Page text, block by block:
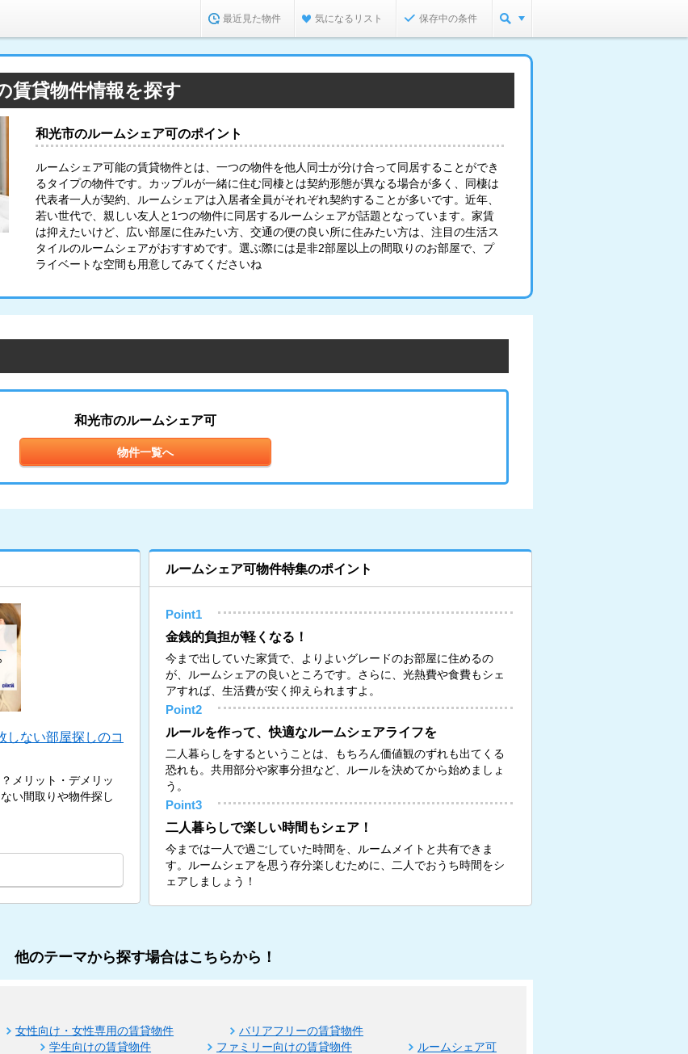
最近見た物件 気になるリスト 保存中の条件
賃貸物件情報を探す
和光市のルームシェア可のポイント
ルームシェア可能の賃貸物件とは、一つの物件を他人同士が分け合って同居することができ
るタイプの物件です。カップルが一緒に住む同棲とは契約形態が異なる場合が多く、同棲は
代表者一人が契約、ルームシェアは入居者全員がそれぞれ契約することが多いです。近年、
若い世代で、親しい友人と1つの物件に同居するルームシェアが話題となっています。家賃
は抑えたいけど、広い部屋に住みたい方、交通の便の良い所に住みたい方は、注目の生活ス
タイルのルームシェアがおすすめです。選ぶ際には是非2部屋以上の間取りのお部屋で、プ
ライベートな空間も用意してみてくださいね
和光市のルームシェア可
物件一覧へ
しない部屋探しのコ
メリット・デメリッ
い間取りや物件探し
ルームシェア可物件特集のポイント
Point1
金銭的負担が軽くなる！
今まで出していた家賃で、よりよいグレードのお部屋に住めるの
が、ルームシェアの良いところです。さらに、光熱費や食費もシェ
アすれば、生活費が安く抑えられますよ。
Point2
ルールを作って、快適なルームシェアライフを
二人暮らしをするということは、もちろん価値観のずれも出てくる
恐れも。共用部分や家事分担など、ルールを決めてから始めましょ
う。
Point3
二人暮らしで楽しい時間もシェア！
今までは一人で過ごしていた時間を、ルームメイトと共有できま
す。ルームシェアを思う存分楽しむために、二人でおうち時間をシ
ェアしましょう！
他のテーマから探す場合はこちらから！
女性向け・女性専用の賃貸物件
バリアフリーの賃貸物件
学生向けの賃貸物件 ファミリー向けの賃貸物件
ルームシェア可